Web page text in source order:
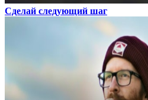
Сделай следующий шаг